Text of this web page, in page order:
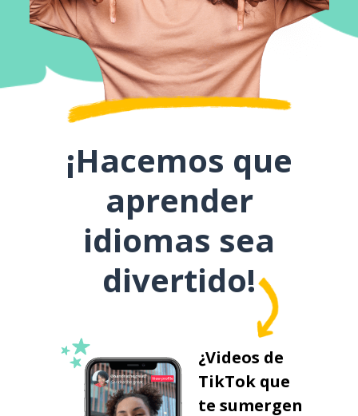
¡Hacemos que
aprender
idiomas sea
divertido!
¿Videos de
TikTok que
te sumergen